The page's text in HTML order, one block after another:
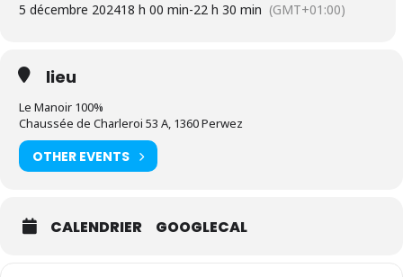
5 décembre 202418 h 00 min-22 h 30 min (GMT+01:00)
lieu
Le Manoir 100%
Chaussée de Charleroi 53 A, 1360 Perwez
OTHER EVENTS
CALENDRIER GOOGLECAL